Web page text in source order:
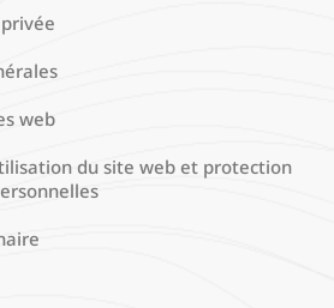
web
du site web et protection